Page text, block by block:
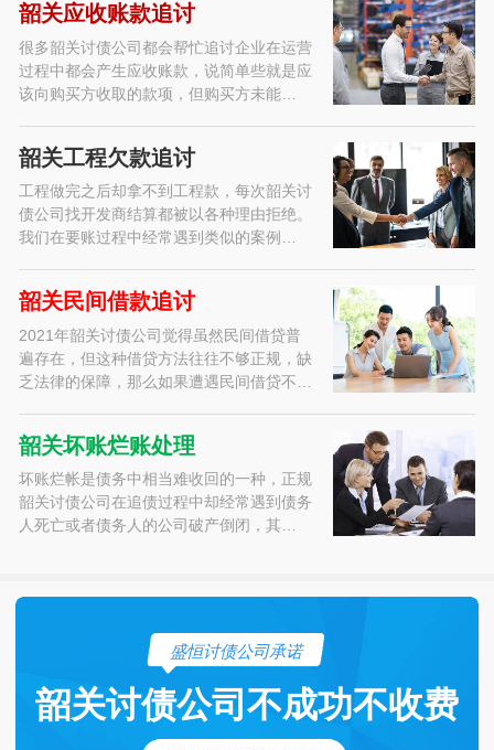
韶关应收账款追讨
很多韶关讨债公司都会帮忙追讨企业在运营
过程中都会产生应收账款，说简单些就是应
该向购买方收取的款项，但购买方未能…
韶关工程欠款追讨
工程做完之后却拿不到工程款，每次韶关讨
债公司找开发商结算都被以各种理由拒绝。
我们在要账过程中经常遇到类似的案例…
韶关民间借款追讨
2021年韶关讨债公司觉得虽然民间借贷普
遍存在，但这种借贷方法往往不够正规，缺
乏法律的保障，那么如果遭遇民间借贷不…
韶关坏账烂账处理
坏账烂帐是债务中相当难收回的一种，正规
韶关讨债公司在追债过程中却经常遇到债务
人死亡或者债务人的公司破产倒闭，其…
盛恒讨债公司承诺
韶关讨债公司不成功不收费